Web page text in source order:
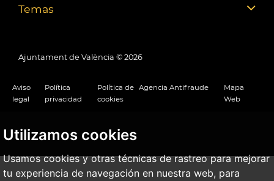
Utilizamos cookies
Usamos cookies y otras técnicas de rastreo para mejorar
tu experiencia de navegación en nuestra web, para
Temas
Ajuntament de València © 2026
Aviso
legal
Política
privacidad
Política de
cookies
Agencia Antifraude
Mapa
Web